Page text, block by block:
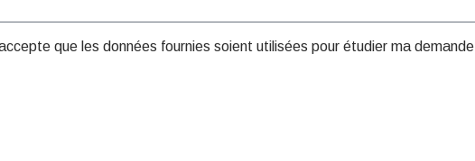
que les données fournies soient utilisées pour étudier ma demande